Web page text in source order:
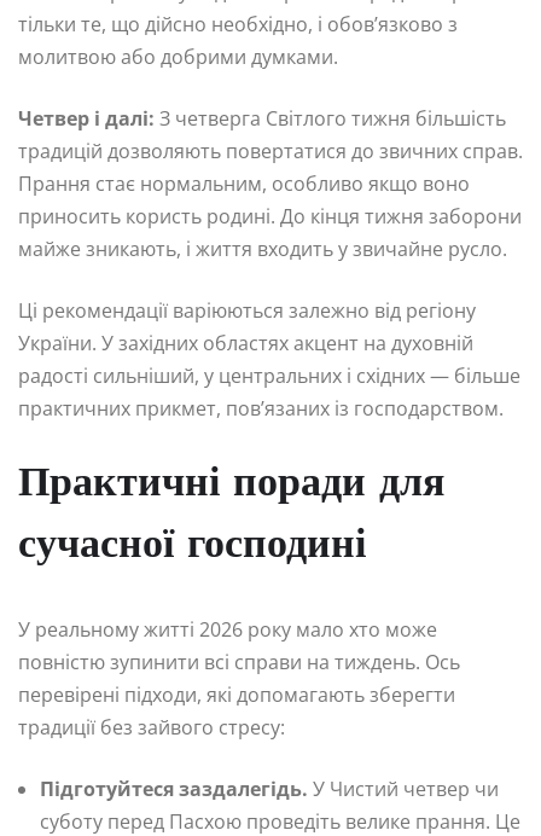
тільки те, що дійсно необхідно, і обов’язково з
молитвою або добрими думками.
Четвер і далі: З четверга Світлого тижня більшість
традицій дозволяють повертатися до звичних справ.
Прання стає нормальним, особливо якщо воно
приносить користь родині. До кінця тижня заборони
майже зникають, і життя входить у звичайне русло.
Ці рекомендації варіюються залежно від регіону
України. У західних областях акцент на духовній
радості сильніший, у центральних і східних — більше
практичних прикмет, пов’язаних із господарством.
Практичні поради для
сучасної господині
У реальному житті 2026 року мало хто може
повністю зупинити всі справи на тиждень. Ось
перевірені підходи, які допомагають зберегти
традиції без зайвого стресу:
Підготуйтеся заздалегідь. У Чистий четвер чи
суботу перед Пасхою проведіть велике прання. Це